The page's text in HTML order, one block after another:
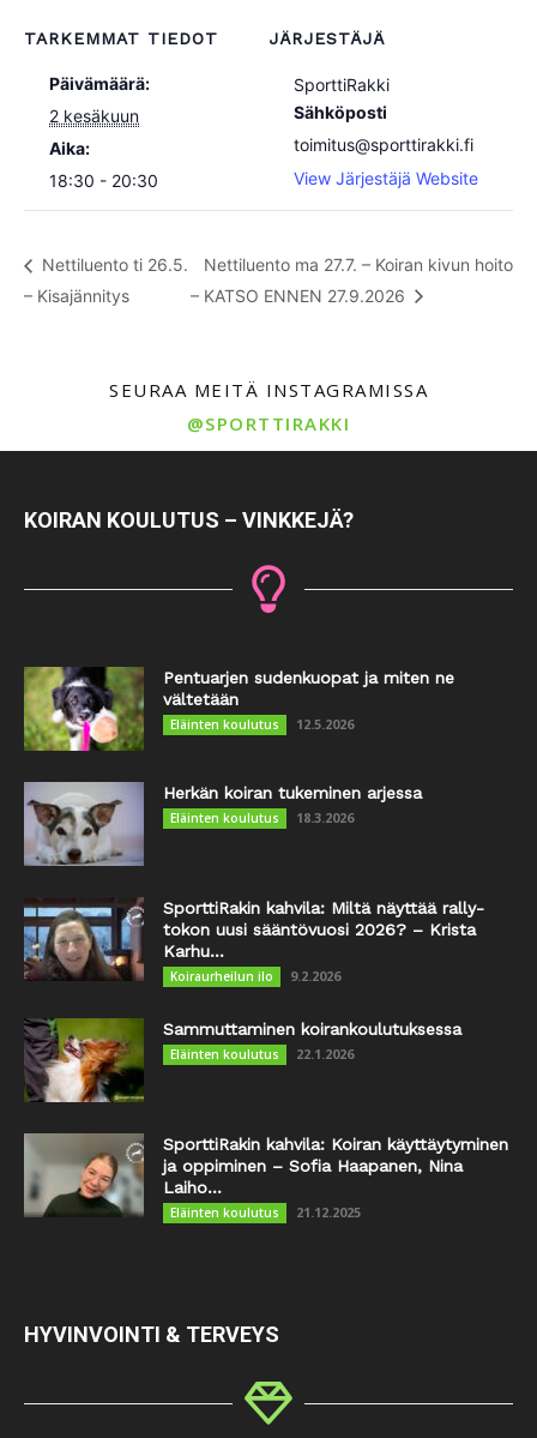
TARKEMMAT TIEDOT
Päivämäärä:
2 kesäkuun
Aika:
18:30 - 20:30
JÄRJESTÄJÄ
SporttiRakki
Sähköposti
toimitus@sporttirakki.fi
View Järjestäjä Website
Nettiluento ti 26.5.
– Kisajännitys
Nettiluento ma 27.7. – Koiran kivun hoito
– KATSO ENNEN 27.9.2026
SEURAA MEITÄ INSTAGRAMISSA
@SPORTTIRAKKI
KOIRAN KOULUTUS – VINKKEJÄ?
Pentuarjen sudenkuopat ja miten ne
vältetään
Eläinten koulutus 12.5.2026
Herkän koiran tukeminen arjessa
Eläinten koulutus 18.3.2026
SporttiRakin kahvila: Miltä näyttää rally-
tokon uusi sääntövuosi 2026? – Krista
Karhu...
Koiraurheilun ilo 9.2.2026
Sammuttaminen koirankoulutuksessa
Eläinten koulutus 22.1.2026
SporttiRakin kahvila: Koiran käyttäytyminen
ja oppiminen – Sofia Haapanen, Nina
Laiho...
Eläinten koulutus 21.12.2025
HYVINVOINTI & TERVEYS